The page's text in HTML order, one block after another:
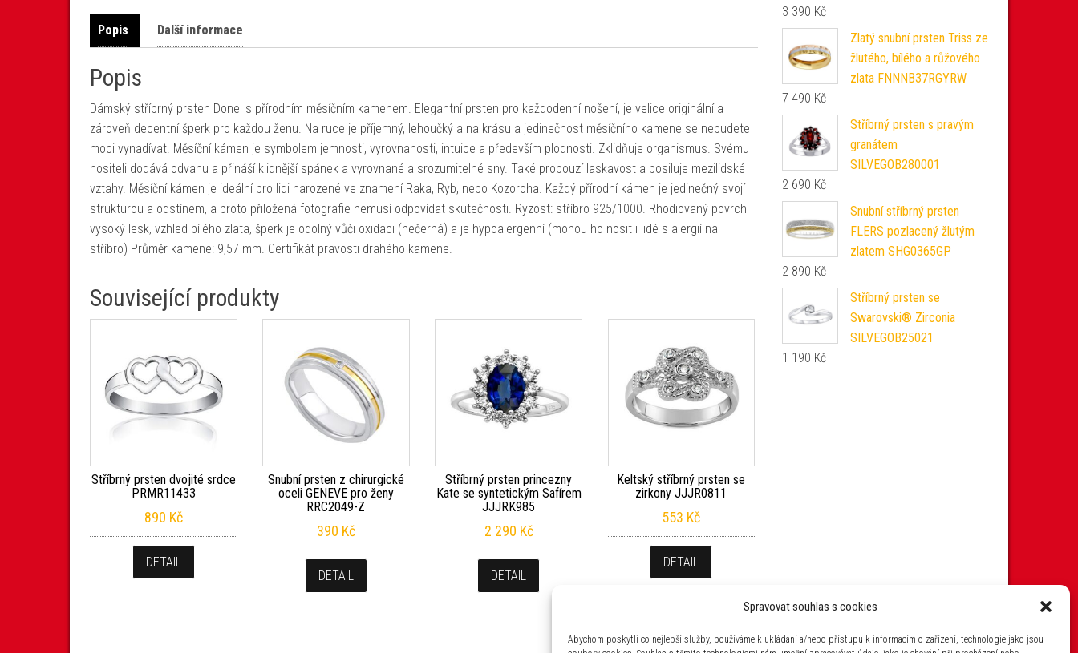
Spravovat souhlas s cookies
Abychom poskytli co nejlepší služby, používáme k ukládání a/nebo přístupu k informacím o zařízení, technologie jako jsou
Popis Další informace
Popis
Dámský stříbrný prsten Donel s přírodním měsíčním kamenem. Elegantní prsten pro každodenní nošení, je velice originální a
zároveň decentní šperk pro každou ženu. Na ruce je příjemný, lehoučký a na krásu a jedinečnost měsíčního kamene se nebudete
moci vynadívat. Měsíční kámen je symbolem jemnosti, vyrovnanosti, intuice a především plodnosti. Zklidňuje organismus. Svému
nositeli dodává odvahu a přináší klidnější spánek a vyrovnané a srozumitelné sny. Také probouzí laskavost a posiluje mezilidské
vztahy. Měsíční kámen je ideální pro lidi narozené ve znamení Raka, Ryb, nebo Kozoroha. Každý přírodní kámen je jedinečný svojí
strukturou a odstínem, a proto přiložená fotografie nemusí odpovídat skutečnosti. Ryzost: stříbro 925/1000. Rhodiovaný povrch –
vysoký lesk, vzhled bílého zlata, šperk je odolný vůči oxidaci (nečerná) a je hypoalergenní (mohou ho nosit i lidé s alergií na
stříbro) Průměr kamene: 9,57 mm. Certifikát pravosti drahého kamene.
Související produkty
Stříbrný prsten dvojité srdce
PRMR11433
890 Kč
DETAIL
Snubní prsten z chirurgické
oceli GENEVE pro ženy
RRC2049-Z
390 Kč
DETAIL
Stříbrný prsten princezny
Kate se syntetickým Safírem
JJJRK985
2 290 Kč
DETAIL
Keltský stříbrný prsten se
zirkony JJJR0811
553 Kč
DETAIL
3 390 Kč
Zlatý snubní prsten Triss ze
žlutého, bílého a růžového
zlata FNNNB37RGYRW
7 490 Kč
Stříbrný prsten s pravým
granátem
SILVEGOB280001
2 690 Kč
Snubní stříbrný prsten
FLERS pozlacený žlutým
zlatem SHG0365GP
2 890 Kč
Stříbrný prsten se
Swarovski® Zirconia
SILVEGOB25021
1 190 Kč